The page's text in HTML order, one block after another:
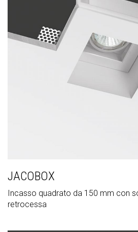
JACOBOX
Incasso quadrato da 150 mm con
retrocessa